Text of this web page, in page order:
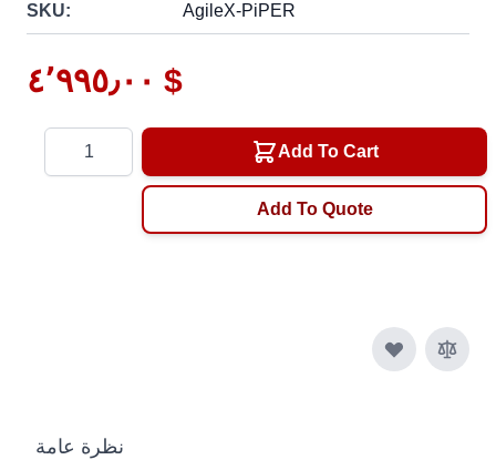
SKU: AgileX-PiPER
٤٬٩٩٥٫٠٠ $
Add To Cart
Add To Quote
نظرة عامة